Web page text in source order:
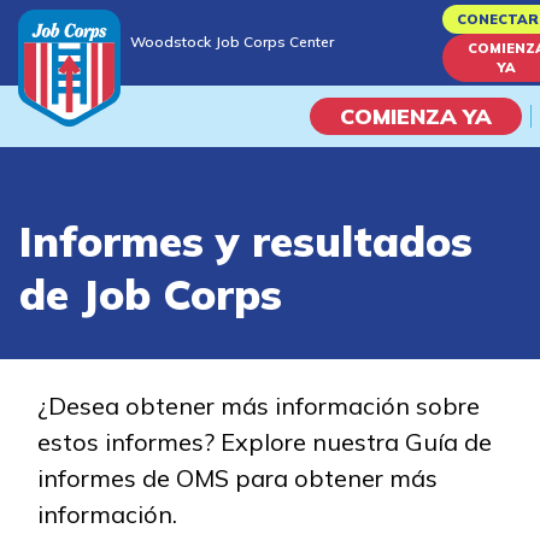
to
content
Woodstock Job Corps Center
YA
COMIENZA YA
Vida En El Campus
Habilidades académicas
Estudiar
Programas de
Informes y resultados
de Job Corps
¿Desea obtener más información sobre
estos informes? Explore nuestra Guía de
informes de OMS para obtener más
información.